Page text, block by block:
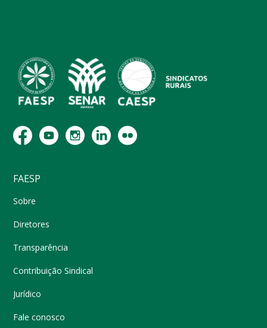
FAESP
Sobre
Diretores
Transparência
Contribuição Sindical
Jurídico
Fale conosco